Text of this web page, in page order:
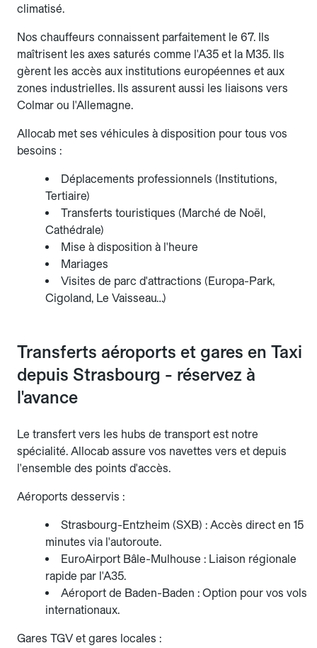
climatisé.
Nos chauffeurs connaissent parfaitement le 67. Ils
maîtrisent les axes saturés comme l'A35 et la M35. Ils
gèrent les accès aux institutions européennes et aux
zones industrielles. Ils assurent aussi les liaisons vers
Colmar ou l'Allemagne.
Allocab met ses véhicules à disposition pour tous vos
besoins :
Déplacements professionnels (Institutions,
Tertiaire)
Transferts touristiques (Marché de Noël,
Cathédrale)
Mise à disposition à l'heure
Mariages
Visites de parc d'attractions (Europa-Park,
Cigoland, Le Vaisseau…)
Transferts aéroports et gares en Taxi
depuis Strasbourg - réservez à
l'avance
Le transfert vers les hubs de transport est notre
spécialité. Allocab assure vos navettes vers et depuis
l'ensemble des points d'accès.
Aéroports desservis :
Strasbourg-Entzheim (SXB) : Accès direct en 15
minutes via l'autoroute.
EuroAirport Bâle-Mulhouse : Liaison régionale
rapide par l'A35.
Aéroport de Baden-Baden : Option pour vos vols
internationaux.
Gares TGV et gares locales :